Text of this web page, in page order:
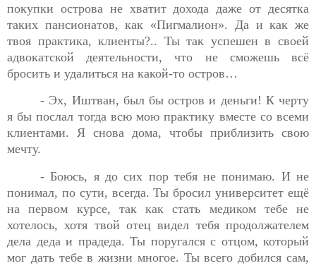
покупки острова не хватит дохода даже от десятка
таких пансионатов, как «Пигмалион». Да и как же
твоя практика, клиенты?.. Ты так успешен в своей
адвокатской деятельности, что не сможешь всё
бросить и удалиться на какой-то остров…
- Эх, Иштван, был бы остров и деньги! К черту
я бы послал тогда всю мою практику вместе со всеми
клиентами. Я снова дома, чтобы приблизить свою
мечту.
- Боюсь, я до сих пор тебя не понимаю. И не
понимал, по сути, всегда. Ты бросил университет ещё
на первом курсе, так как стать медиком тебе не
хотелось, хотя твой отец видел тебя продолжателем
дела деда и прадеда. Ты поругался с отцом, который
мог дать тебе в жизни многое. Ты всего добился сам,